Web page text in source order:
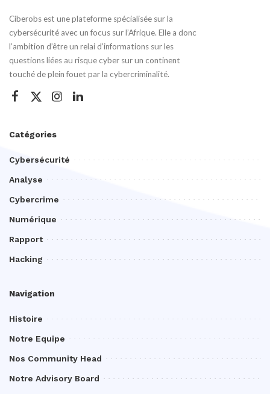
Ciberobs est une plateforme spécialisée sur la
cybersécurité avec un focus sur l’Afrique. Elle a donc
l’ambition d’être un relai d’informations sur les
questions liées au risque cyber sur un continent
touché de plein fouet par la cybercriminalité.
Catégories
Cybersécurité
Analyse
Cybercrime
Numérique
Rapport
Hacking
Navigation
Histoire
Notre Equipe
Nos Community Head
Notre Advisory Board